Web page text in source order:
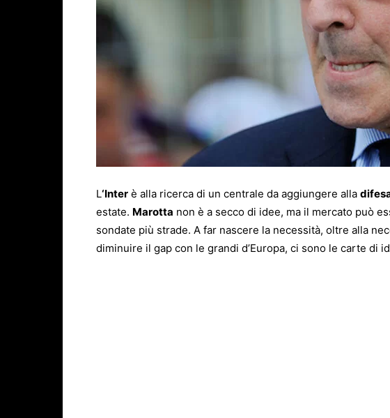
L‘Inter è alla ricerca di un centrale da aggiungere alla
estate. Marotta non è a secco di idee, ma il mercato può
sondate più strade. A far nascere la necessità, oltre alla
diminuire il gap con le grandi d’Europa, ci sono le carte di